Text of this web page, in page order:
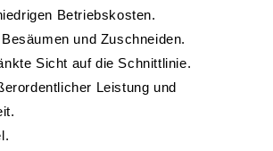
Betriebskosten.
und Zuschneiden.
Sicht auf die Schnittlinie.
Leistung und